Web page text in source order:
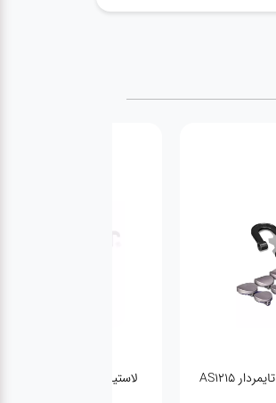
دستگاه مولد باد نیتروژن وکیوم دار آریاصنعت